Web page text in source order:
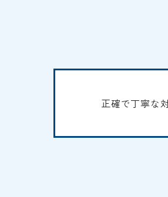
正確で丁寧な